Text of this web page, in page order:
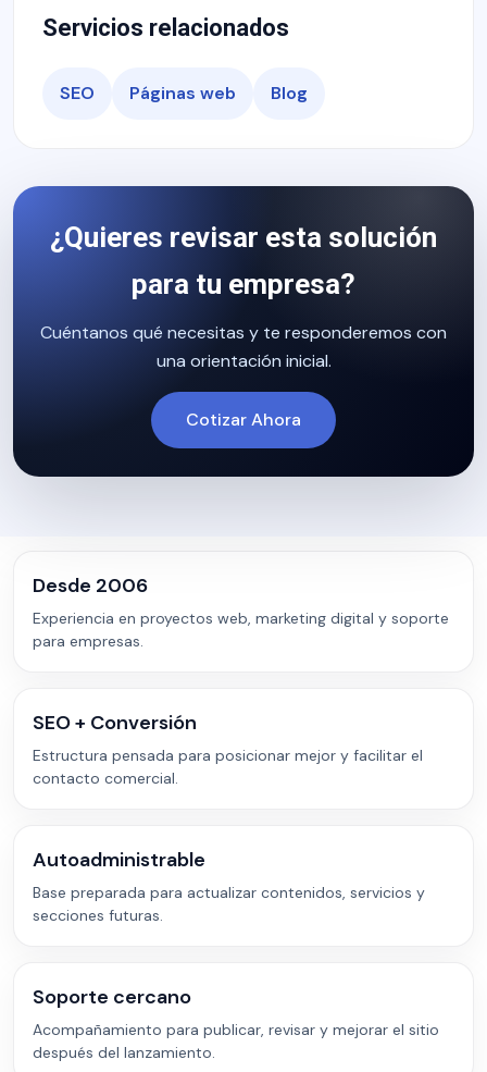
Servicios relacionados
SEO Páginas web Blog
¿Quieres revisar esta solución
para tu empresa?
Cuéntanos qué necesitas y te responderemos con
una orientación inicial.
Cotizar Ahora
Desde 2006
Experiencia en proyectos web, marketing digital y soporte
para empresas.
SEO + Conversión
Estructura pensada para posicionar mejor y facilitar el
contacto comercial.
Autoadministrable
Base preparada para actualizar contenidos, servicios y
secciones futuras.
Soporte cercano
Acompañamiento para publicar, revisar y mejorar el sitio
después del lanzamiento.